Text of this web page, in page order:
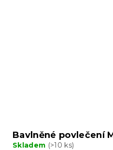
Bavlněné povlečení
Skladem (>10 ks)